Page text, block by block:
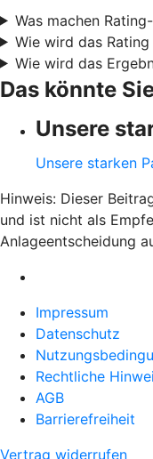
Was machen
Wie wird das
Wie wird das
Das könnte
Unsere
Unsere starken
Hinweis: Dieser
und ist nicht als
Anlageentscheidung
Impressum
Datenschutz
Rechtliche
AGB
Barrierefreiheit
Vertrag widerrufen